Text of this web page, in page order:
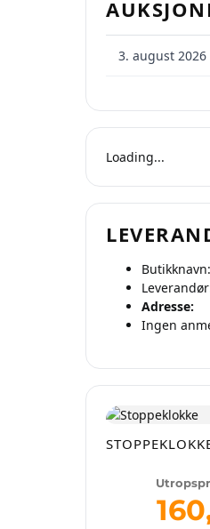
3. august 2026
Loading...
Butikknavn:
Adresse:
Ingen
160